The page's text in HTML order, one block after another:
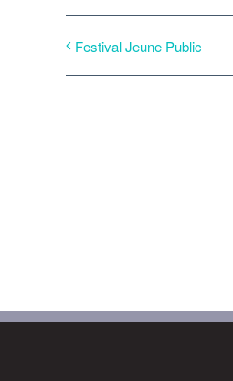
Festival Jeune Public